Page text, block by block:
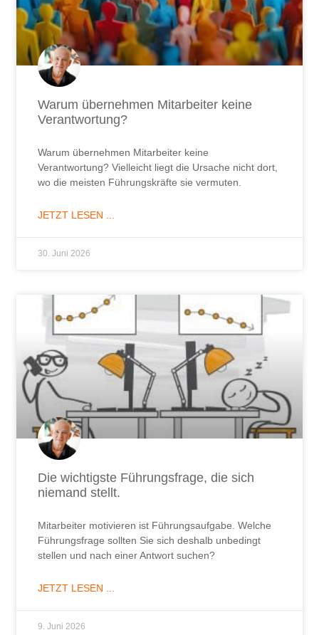
Warum übernehmen Mitarbeiter keine
Verantwortung?
Warum übernehmen Mitarbeiter keine
Verantwortung? Vielleicht liegt die Ursache nicht dort,
wo die meisten Führungskräfte sie vermuten.
JETZT LESEN ...
30. Juni 2026
Die wichtigste Führungsfrage, die sich
niemand stellt.
Mitarbeiter motivieren ist Führungsaufgabe. Welche
Führungsfrage sollten Sie sich deshalb unbedingt
stellen und nach einer Antwort suchen?
JETZT LESEN ...
9. Juni 2026